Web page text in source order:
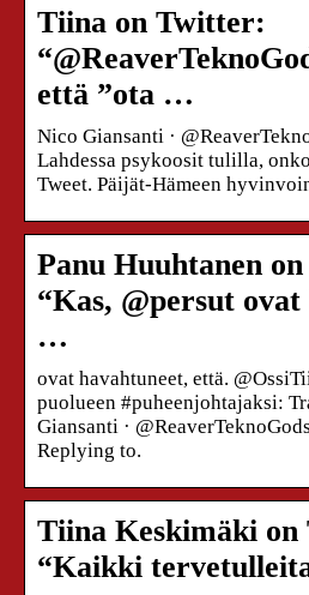
Tiina on Twitter:
että ”ota …
Nico Giansanti ·
Lahdessa psykoosit tulilla,
Tweet. Päijät-Hämeen
Panu Huuhtanen
“Kas, @persut
…
ovat havahtuneet, että.
puolueen #puheenjohtajaksi:
Giansanti ·
Replying to.
Tiina Keskimäki
“Kaikki